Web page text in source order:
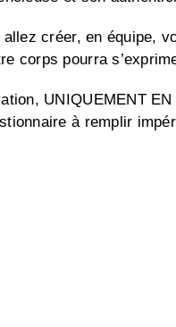
créer, en équipe,
corps pourra
UNIQUEMENT
à remplir